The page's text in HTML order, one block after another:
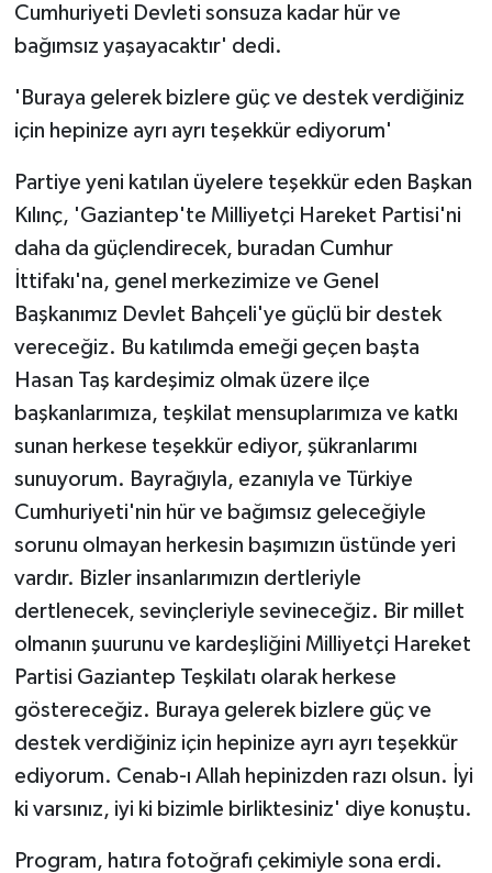
Cumhuriyeti Devleti sonsuza kadar hür ve
bağımsız yaşayacaktır' dedi.
'Buraya gelerek bizlere güç ve destek verdiğiniz
için hepinize ayrı ayrı teşekkür ediyorum'
Partiye yeni katılan üyelere teşekkür eden Başkan
Kılınç, 'Gaziantep'te Milliyetçi Hareket Partisi'ni
daha da güçlendirecek, buradan Cumhur
İttifakı'na, genel merkezimize ve Genel
Başkanımız Devlet Bahçeli'ye güçlü bir destek
vereceğiz. Bu katılımda emeği geçen başta
Hasan Taş kardeşimiz olmak üzere ilçe
başkanlarımıza, teşkilat mensuplarımıza ve katkı
sunan herkese teşekkür ediyor, şükranlarımı
sunuyorum. Bayrağıyla, ezanıyla ve Türkiye
Cumhuriyeti'nin hür ve bağımsız geleceğiyle
sorunu olmayan herkesin başımızın üstünde yeri
vardır. Bizler insanlarımızın dertleriyle
dertlenecek, sevinçleriyle sevineceğiz. Bir millet
olmanın şuurunu ve kardeşliğini Milliyetçi Hareket
Partisi Gaziantep Teşkilatı olarak herkese
göstereceğiz. Buraya gelerek bizlere güç ve
destek verdiğiniz için hepinize ayrı ayrı teşekkür
ediyorum. Cenab-ı Allah hepinizden razı olsun. İyi
ki varsınız, iyi ki bizimle birliktesiniz' diye konuştu.
Program, hatıra fotoğrafı çekimiyle sona erdi.